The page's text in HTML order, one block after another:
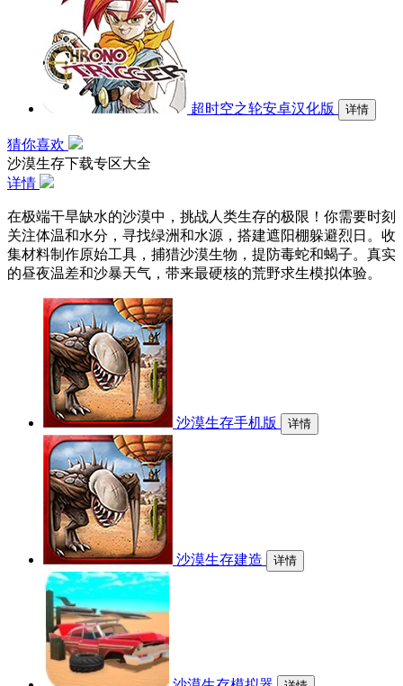
超时空之轮安卓汉化版 详情
猜你喜欢
沙漠生存下载专区大全
详情
在极端干旱缺水的沙漠中，挑战人类生存的极限！你需要时刻
关注体温和水分，寻找绿洲和水源，搭建遮阳棚躲避烈日。收
集材料制作原始工具，捕猎沙漠生物，提防毒蛇和蝎子。真实
的昼夜温差和沙暴天气，带来最硬核的荒野求生模拟体验。
沙漠生存手机版 详情
沙漠生存建造 详情